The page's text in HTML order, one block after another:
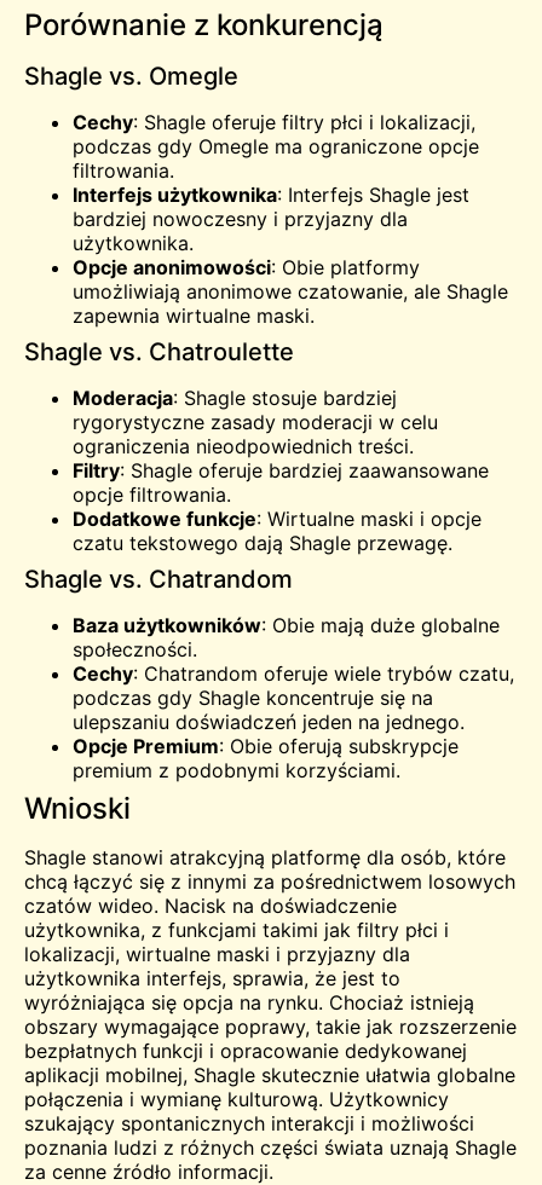
Porównanie z konkurencją
Shagle vs. Omegle
Cechy: Shagle oferuje filtry płci i lokalizacji,
podczas gdy Omegle ma ograniczone opcje
filtrowania.
Interfejs użytkownika: Interfejs Shagle jest
bardziej nowoczesny i przyjazny dla
użytkownika.
Opcje anonimowości: Obie platformy
umożliwiają anonimowe czatowanie, ale Shagle
zapewnia wirtualne maski.
Shagle vs. Chatroulette
Moderacja: Shagle stosuje bardziej
rygorystyczne zasady moderacji w celu
ograniczenia nieodpowiednich treści.
Filtry: Shagle oferuje bardziej zaawansowane
opcje filtrowania.
Dodatkowe funkcje: Wirtualne maski i opcje
czatu tekstowego dają Shagle przewagę.
Shagle vs. Chatrandom
Baza użytkowników: Obie mają duże globalne
społeczności.
Cechy: Chatrandom oferuje wiele trybów czatu,
podczas gdy Shagle koncentruje się na
ulepszaniu doświadczeń jeden na jednego.
Opcje Premium: Obie oferują subskrypcje
premium z podobnymi korzyściami.
Wnioski
Shagle stanowi atrakcyjną platformę dla osób, które
chcą łączyć się z innymi za pośrednictwem losowych
czatów wideo. Nacisk na doświadczenie
użytkownika, z funkcjami takimi jak filtry płci i
lokalizacji, wirtualne maski i przyjazny dla
użytkownika interfejs, sprawia, że jest to
wyróżniająca się opcja na rynku. Chociaż istnieją
obszary wymagające poprawy, takie jak rozszerzenie
bezpłatnych funkcji i opracowanie dedykowanej
aplikacji mobilnej, Shagle skutecznie ułatwia globalne
połączenia i wymianę kulturową. Użytkownicy
szukający spontanicznych interakcji i możliwości
poznania ludzi z różnych części świata uznają Shagle
za cenne źródło informacji.